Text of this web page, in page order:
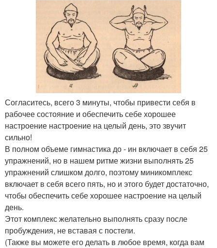
Согласитесь, всего 3 минуты, чтобы привести себя в
рабочее состояние и обеспечить себе хорошее
настроение настроение на целый день, это звучит
сильно!
В полном объеме гимнастика до - ин включает в себя 25
упражнений, но в нашем ритме жизни выполнять 25
упражнений слишком долго, поэтому миникомплекс
включает в себя всего пять, но и этого будет достаточно,
чтобы обеспечить себе хорошее настроение на целый
день.
Этот комплекс желательно выполнять сразу после
пробуждения, не вставая с постели.
(Также вы можете его делать в любое время, когда вам